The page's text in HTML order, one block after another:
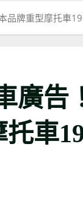
品牌重型摩托車
廣告
車